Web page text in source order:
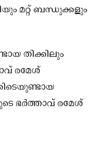
മറ്റ് ബന്ധുക്കളും
തിക്കിലും
രമേശ്
ഭർത്താവ് രമേശ്